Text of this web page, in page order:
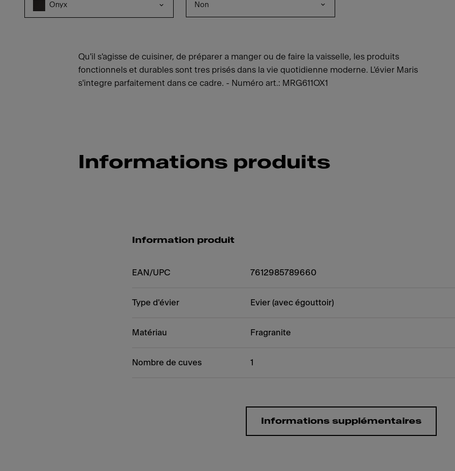
Onyx Non
Qu'il s'agisse de cuisiner, de préparer a manger ou de faire la vaisselle, les produits
fonctionnels et durables sont tres prisés dans la vie quotidienne moderne. L'évier Maris
s'integre parfaitement dans ce cadre. - Numéro art.: MRG611OX1
Informations produits
Information produit
EAN/UPC 7612985789660
Type d'évier Evier (avec égouttoir)
Matériau Fragranite
Nombre de cuves 1
Informations supplémentaires